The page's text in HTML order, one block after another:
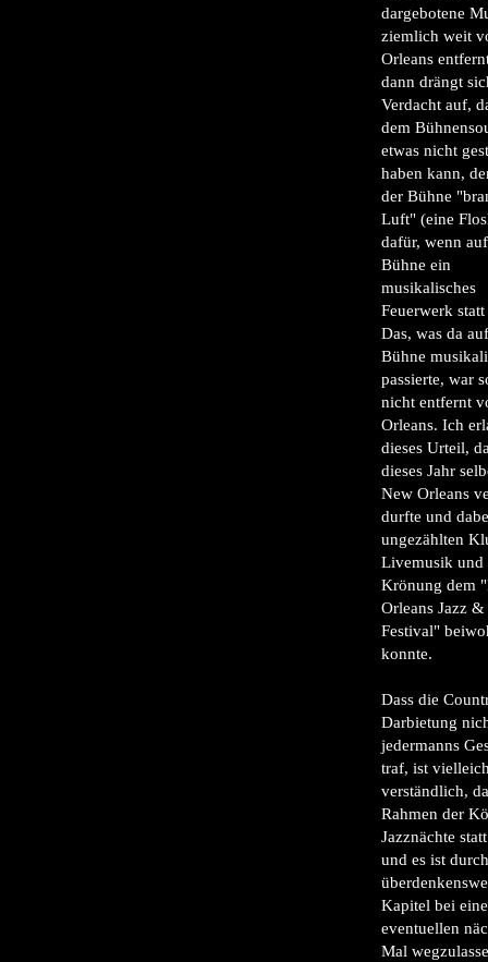
dargebotene
ziemlich weit
Orleans
dann drängt
Verdacht auf,
dem
etwas nicht
haben kann,
der Bühne
Luft" (eine
dafür, wenn
Bühne ein
musikalisches
Feuerwerk
Das, was da
Bühne
passierte, war
nicht entfernt
Orleans. Ich
dieses Urteil,
dieses Jahr
New Orleans
durfte und
ungezählten
Livemusik und
Krönung dem
Orleans Jazz
Festival"
konnte.
Dass die
Darbietung
jedermanns
traf, ist
verständlich,
Rahmen der
Jazznächte
und es ist
Kapitel bei
eventuellen
Mal